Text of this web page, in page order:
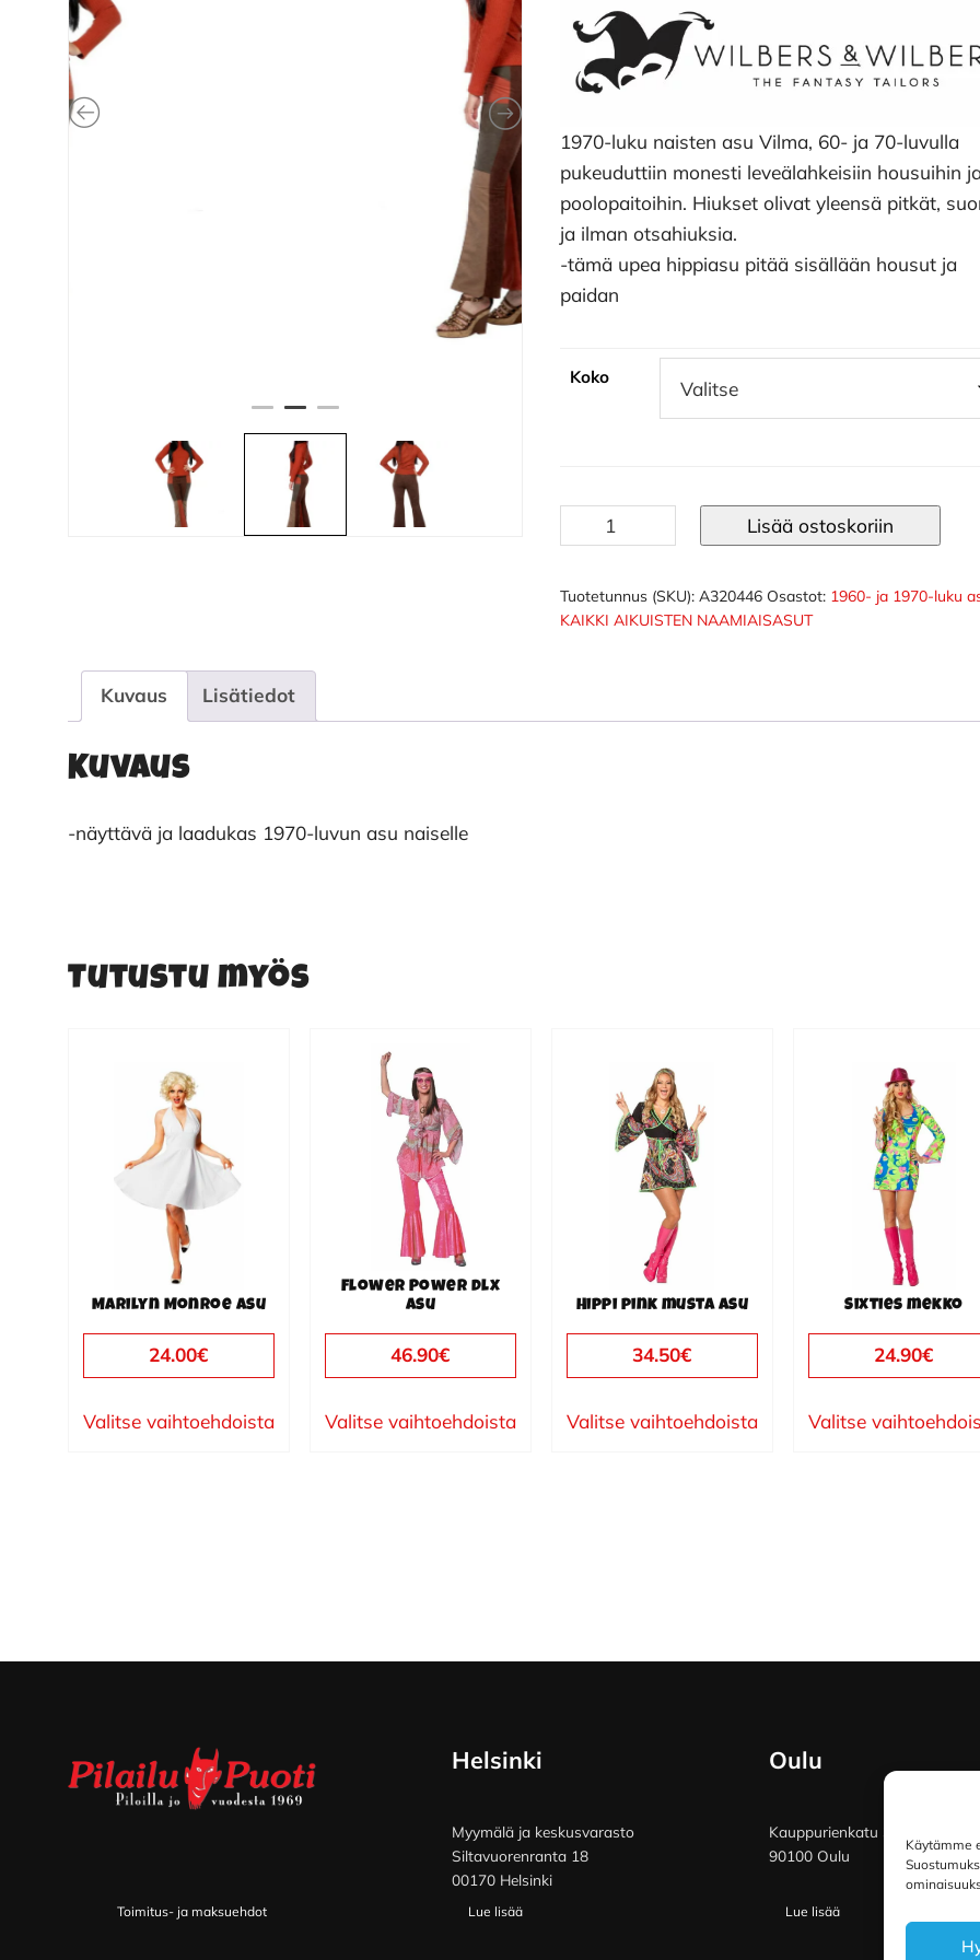
Käytämme
1970-luku naisten asu Vilma, 60- ja 70-luvulla
pukeuduttiin monesti leveälahkeisiin housuihin
poolopaitoihin. Hiukset olivat yleensä pitkät,
ja ilman otsahiuksia.
-tämä upea hippiasu pitää sisällään housut ja
paidan
Koko
luku
asu
Vilma
Lisää ostoskoriin
Tuotetunnus (SKU):A320446 Osastot: 1960- ja 1970-luku
KAIKKI AIKUISTEN NAAMIAISASUT
Kuvaus Lisätiedot
Kuvaus
-näyttävä ja laadukas 1970-luvun asu naiselle
Tutustu myös
Marilyn Monroe asu
24.00€
Valitse vaihtoehdoista
tuotteella
useampi
muunnelma.
tuotteen
sivulla.
Flower Power dlx
asu
46.90€
Valitse vaihtoehdoista
tuotteella
muunnelma.
sivulla.
Hippi pink musta asu
34.50€
Valitse vaihtoehdoista
tuotteella
useampi
muunnelma.
tuotteen
sivulla.
Sixties mekko
24.90€
Valitse
tuotteella
useampi
muunnelma.
tuotteen
sivulla.
Toimitus- ja maksuehdot
Helsinki
Myymälä ja keskusvarasto
Siltavuorenranta 18
00170 Helsinki
Lue lisää
Oulu
Kauppurienkatu 34
90100 Oulu
Lue lisää